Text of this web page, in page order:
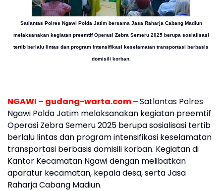
Satlantas Polres Ngawi Polda Jatim bersama Jasa Raharja Cabang Madiun
melaksanakan kegiatan preemtif Operasi Zebra Semeru 2025 berupa sosialisasi
tertib berlalu lintas dan program intensifikasi keselamatan transportasi berbasis
domisili korban.
NGAWI – gudang-warta.com –Satlantas Polres
Ngawi Polda Jatim melaksanakan kegiatan preemtif
Operasi Zebra Semeru 2025 berupa sosialisasi tertib
berlalu lintas dan program intensifikasi keselamatan
transportasi berbasis domisili korban. Kegiatan di
Kantor Kecamatan Ngawi dengan melibatkan
aparatur kecamatan, kepala desa, serta Jasa
Raharja Cabang Madiun.